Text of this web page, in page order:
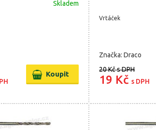
Skladem
Vrtáček
Značka: Draco
20 Kčs DPH
19 Kčs DPH